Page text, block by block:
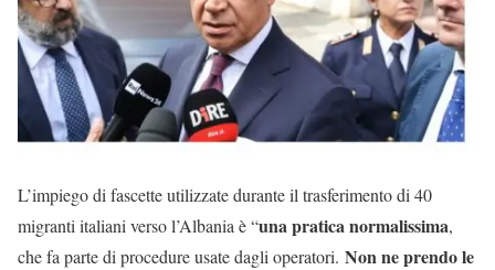
L’impiego di fascette utilizzate durante il trasferimento di 40
migranti italiani verso l’Albania è “una pratica normalissima,
che fa parte di procedure usate dagli operatori. Non ne prendo le